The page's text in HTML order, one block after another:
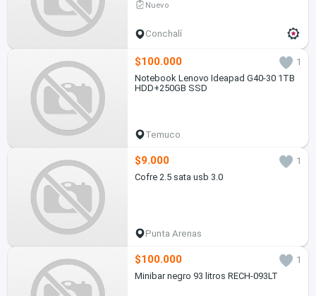
Nuevo
Conchalí
$100.000
1
Notebook Lenovo Ideapad G40-30 1TB
HDD+250GB SSD
Temuco
$9.000
1
Cofre 2.5 sata usb 3.0
Punta Arenas
$100.000
1
Minibar negro 93 litros RECH-093LT